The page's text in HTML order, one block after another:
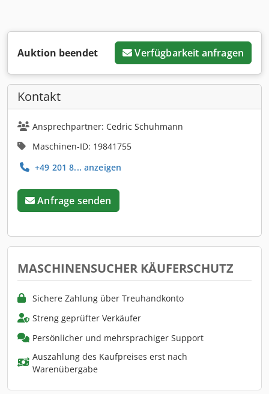
Auktion beendet Verfügbarkeit anfragen
Kontakt
Ansprechpartner: Cedric Schuhmann
Maschinen-ID: 19841755
+49 201 8... anzeigen
Anfrage senden
MASCHINENSUCHER KÄUFERSCHUTZ
Sichere Zahlung über Treuhandkonto
Streng geprüfter Verkäufer
Persönlicher und mehrsprachiger Support
Auszahlung des Kaufpreises erst nach
Warenübergabe